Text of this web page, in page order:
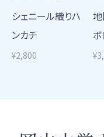
シェニール織りハ
ンカチ
¥2,800
ボ